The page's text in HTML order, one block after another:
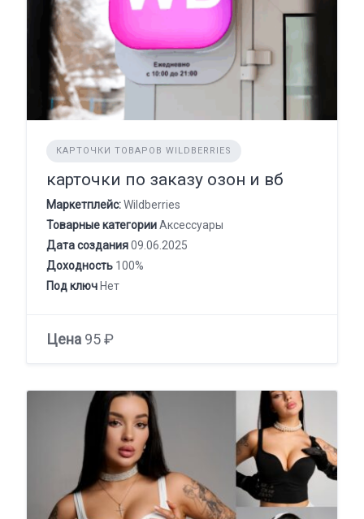
КАРТОЧКИ ТОВАРОВ WILDBERRIES
карточки по заказу озон и вб
Маркетплейс:Wildberries
Товарные категорииАксессуары
Дата создания09.06.2025
Доходность 100%
Под ключ Нет
Цена 95 ₽